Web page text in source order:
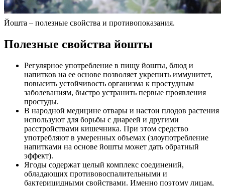
Йошта – полезные свойства и противопоказания.
Полезные свойства йошты
Регулярное употребление в пищу йошты, блюд и
напитков на ее основе позволяет укрепить иммунитет,
повысить устойчивость организма к простудным
заболеваниям, быстро устранить первые проявления
простуды.
В народной медицине отвары и настои плодов растения
используют для борьбы с диареей и другими
расстройствами кишечника. При этом средство
употребляют в умеренных объемах (злоупотребление
напитками на основе йошты может дать обратный
эффект).
Ягоды содержат целый комплекс соединений,
обладающих противовоспалительными и
бактерицидными свойствами. Именно поэтому лицам,